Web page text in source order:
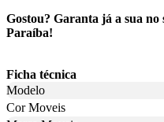
Gostou? Garanta já a sua
Paraíba!
Ficha técnica
Modelo
Cor Moveis